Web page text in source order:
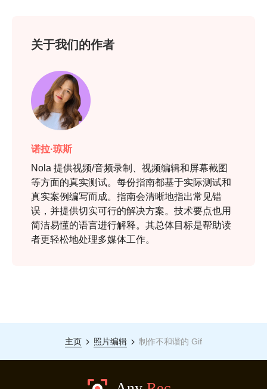
关于我们的作者
诺拉·琼斯
Nola 提供视频/音频录制、视频编辑和屏幕截图
等方面的真实测试。每份指南都基于实际测试和
真实案例编写而成。指南会清晰地指出常见错
误，并提供切实可行的解决方案。技术要点也用
简洁易懂的语言进行解释。其总体目标是帮助读
者更轻松地处理多媒体工作。
主页 照片编辑 制作不和谐的 Gif